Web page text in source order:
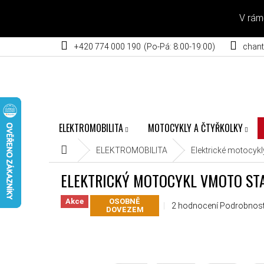
V
+420 774 000 190
ELEKTROMOBILITA MOTOCYKLY A ČTYŘKOLKY
Domů ELEKTROMOBILITA Elektrické
ELEKTRICKÝ MOTOCYKL VMOTO
Akce
OSOBNĚ
DOVEZEM
Průměrné hodnocení
2 hodnocení